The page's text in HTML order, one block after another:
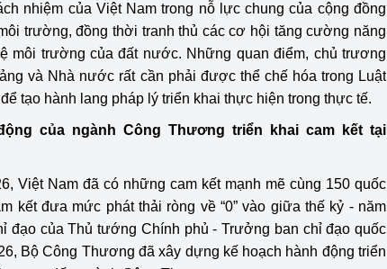
nhiệm của Việt Nam trong nỗ lực chung của cộng đồng
trường, đồng thời tranh thủ các cơ hội tăng cường năng
môi trường của đất nước. Những quan điểm, chủ trương
và Nhà nước rất cần phải được thể chế hóa trong Luật
tạo hành lang pháp lý triển khai thực hiện trong thực tế.
của ngành Công Thương triển khai cam kết tại
Việt Nam đã có những cam kết mạnh mẽ cùng 150 quốc
kết đưa mức phát thải ròng về “0” vào giữa thế kỷ - năm
đạo của Thủ tướng Chính phủ - Trưởng ban chỉ đạo quốc
Bộ Công Thương đã xây dựng kế hoạch hành động triển